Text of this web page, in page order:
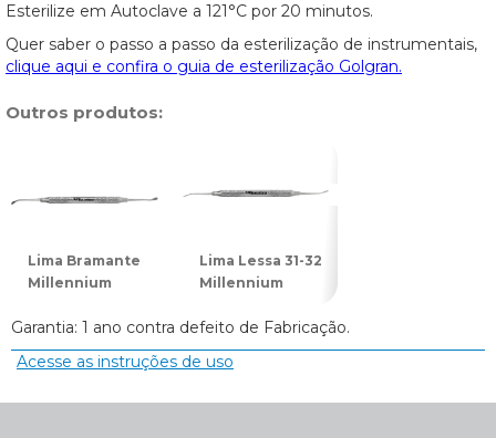
Esterilize em Autoclave a 121°C por 20 minutos.
Quer saber o passo a passo da esterilização de instrumentais,
clique aqui e confira o guia de esterilização Golgran.
Outros produtos:
Lima Bramante
Millennium
Lima Lessa 31-32
Millennium
Garantia: 1 ano contra defeito de Fabricação.
Acesse as instruções de uso